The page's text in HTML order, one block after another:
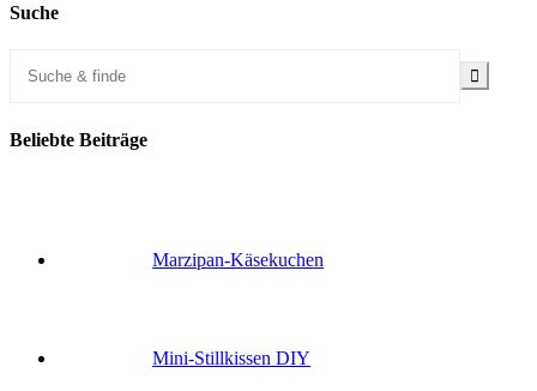
Suche
Beliebte Beiträge
Marzipan-Käsekuchen
Mini-Stillkissen DIY